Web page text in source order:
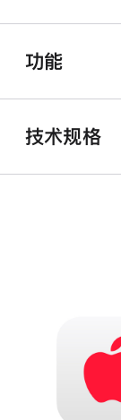
功能
技术规格